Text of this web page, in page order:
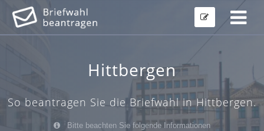
Hittbergen
So beantragen Sie die Briefwahl in Hittbergen.
Bitte beachten Sie folgende Informationen